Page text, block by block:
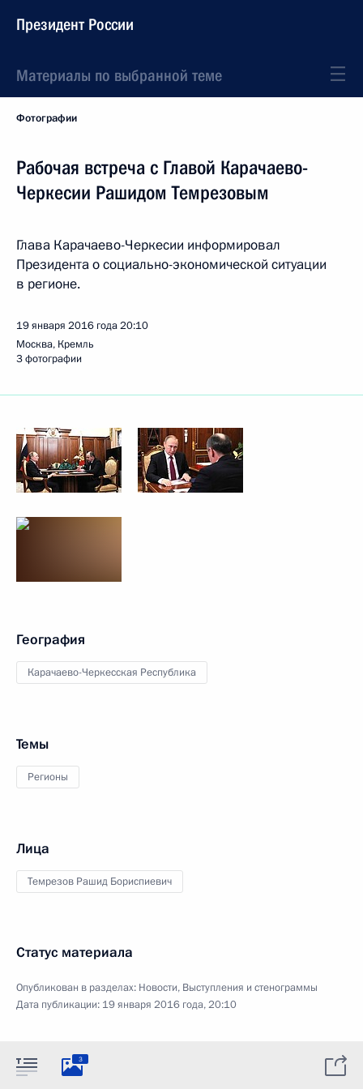
Президент России
Материалы по выбранной теме
Фотографии
Рабочая встреча с Главой Карачаево-
Черкесии Рашидом Темрезовым
Глава Карачаево-Черкесии информировал
Президента о социально-экономической ситуации
в регионе.
19 января 2016 года20:10
Москва, Кремль
3 фотографии
География
Карачаево-Черкесская Республика
Темы
Регионы
Лица
Темрезов Рашид Бориспиевич
Статус материала
Опубликован в разделах: Новости, Выступления и стенограммы
Дата публикации: 19 января 2016 года, 20:10
3